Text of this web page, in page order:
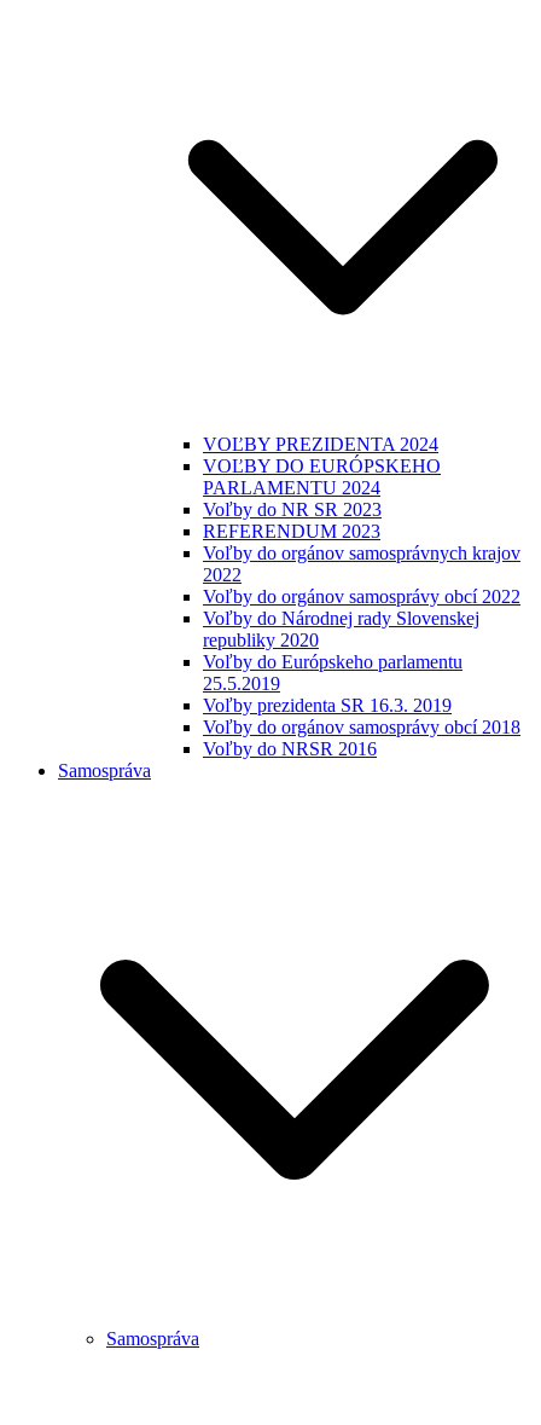
VOĽBY PREZIDENTA 2024
VOĽBY DO EURÓPSKEHO
PARLAMENTU 2024
Voľby do NR SR 2023
REFERENDUM 2023
Voľby do orgánov samosprávnych krajov
2022
Voľby do orgánov samosprávy obcí 2022
Voľby do Národnej rady Slovenskej
republiky 2020
Voľby do Európskeho parlamentu
25.5.2019
Voľby prezidenta SR 16.3. 2019
Voľby do orgánov samosprávy obcí 2018
Voľby do NRSR 2016
Samospráva
Samospráva